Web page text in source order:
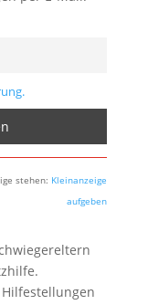
stehen: Kleinanzeige
aufgeben